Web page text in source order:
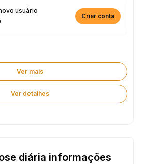
usuário
Criar conta
Ver mais
Ver detalhes
diária informações